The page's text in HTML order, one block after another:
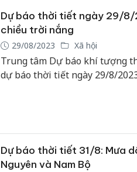
Dự báo thời tiết ngày 29/8/
chiều trời nắng
29/08/2023 Xã hội
Trung tâm Dự báo khí tượng
dự báo thời tiết ngày 29/8/
Dự báo thời tiết 31/8: Mưa
Nguyên và Nam Bộ